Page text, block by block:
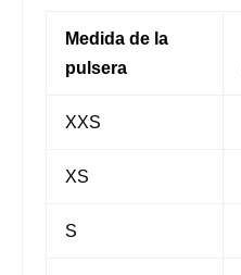
Medida de la
pulsera
XXS
XS
S